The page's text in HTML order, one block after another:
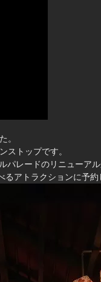
。
ストップです。
パレードのリニューアル
るアトラクションに予